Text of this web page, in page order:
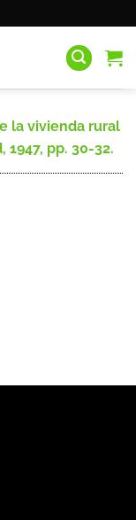
la vivienda rural
1947, pp. 30-32.